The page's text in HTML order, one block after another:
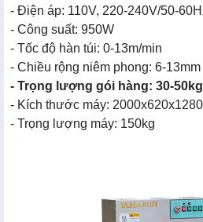
- Điện áp: 110V, 220-240V/50-
- Công suất: 950W
- Tốc độ hàn túi: 0-13m/min
- Chiều rộng niêm phong: 6-13mm
- Trọng lượng gói hàng: 30-50kg
- Kích thước máy:
- Trọng lượng máy: 150kg